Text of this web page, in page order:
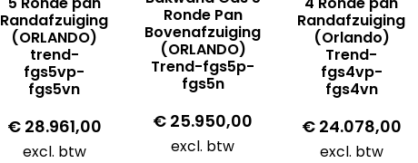
Randafzuiging
(ORLANDO)
trend-
fgs5vp-
fgs5vn
€28.961,00
excl. btw
Ronde Pan
Bovenafzuiging
(ORLANDO)
Trend-fgs5p-
fgs5n
€ 25.950,00
excl. btw
Randafzuiging
(Orlando)
Trend-
fgs4vp-
fgs4vn
€24.078,00
excl. btw